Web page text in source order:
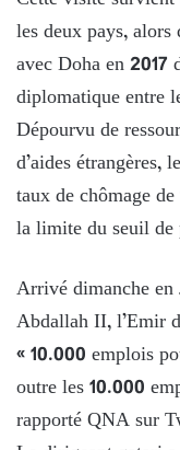
les deux pays,
avec Doha en 2017
diplomatique entre
Dépourvu de
d’aides
taux de chômage
la limite du seuil de
Arrivé dimanche
Abdallah II, l’Emir
« 10.000 emplois
outre les 10.000
rapporté QNA sur